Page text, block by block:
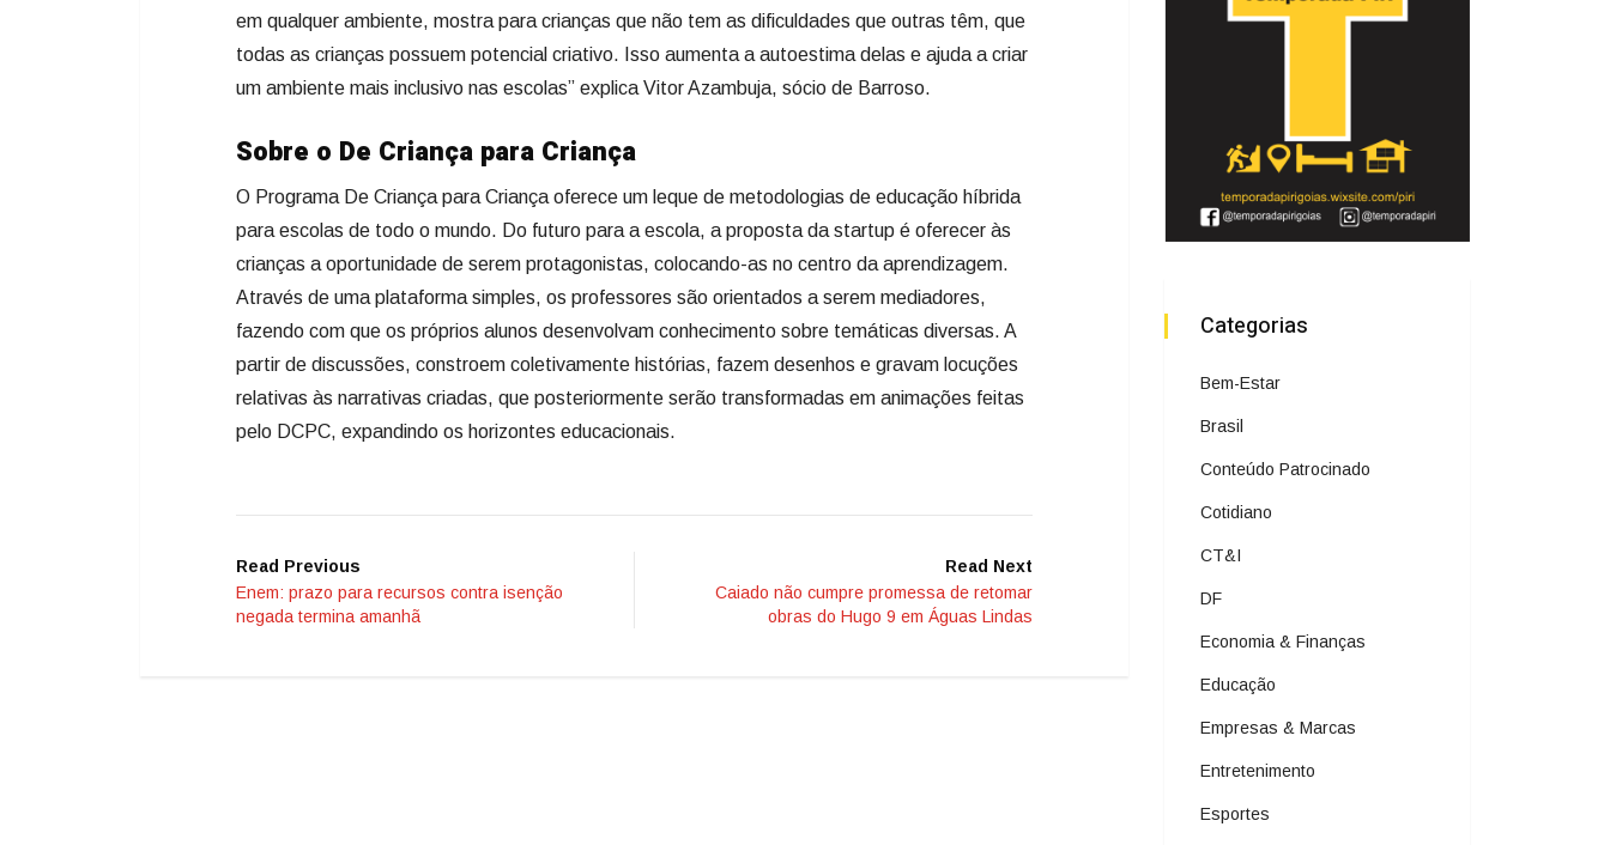
em qualquer ambiente, mostra para crianças que não tem as dificuldades que outras têm, que
todas as crianças possuem potencial criativo. Isso aumenta a autoestima delas e ajuda a criar
um ambiente mais inclusivo nas escolas” explica Vitor Azambuja, sócio de Barroso.
Sobre o De Criança para Criança
O Programa De Criança para Criança oferece um leque de metodologias de educação híbrida
para escolas de todo o mundo. Do futuro para a escola, a proposta da startup é oferecer às
crianças a oportunidade de serem protagonistas, colocando-as no centro da aprendizagem.
Através de uma plataforma simples, os professores são orientados a serem mediadores,
fazendo com que os próprios alunos desenvolvam conhecimento sobre temáticas diversas. A
partir de discussões, constroem coletivamente histórias, fazem desenhos e gravam locuções
relativas às narrativas criadas, que posteriormente serão transformadas em animações feitas
pelo DCPC, expandindo os horizontes educacionais.
Read Previous
Enem: prazo para recursos contra isenção
negada termina amanhã
Read Next
Caiado não cumpre promessa de retomar
obras do Hugo 9 em Águas Lindas
Categorias
Bem-Estar
Brasil
Conteúdo Patrocinado
Cotidiano
CT&I
DF
Economia & Finanças
Educação
Empresas & Marcas
Entretenimento
Esportes